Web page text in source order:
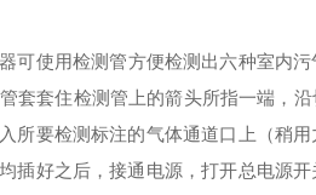
可使用检测管方便检测出六种室内
套套住检测管上的箭头所指一端，
所要检测标注的气体通道口上（稍
插好之后，接通电源，打开总电源